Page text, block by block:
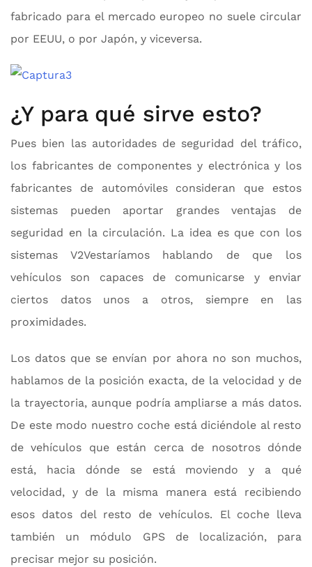
fabricado para el mercado europeo no suele circular
por EEUU, o por Japón, y viceversa.
¿Y para qué sirve esto?
Pues bien las autoridades de seguridad del tráfico,
los fabricantes de componentes y electrónica y los
fabricantes de automóviles consideran que estos
sistemas pueden aportar grandes ventajas de
seguridad en la circulación. La idea es que con los
sistemas V2Vestaríamos hablando de que los
vehículos son capaces de comunicarse y enviar
ciertos datos unos a otros, siempre en las
proximidades.
Los datos que se envían por ahora no son muchos,
hablamos de la posición exacta, de la velocidad y de
la trayectoria, aunque podría ampliarse a más datos.
De este modo nuestro coche está diciéndole al resto
de vehículos que están cerca de nosotros dónde
está, hacia dónde se está moviendo y a qué
velocidad, y de la misma manera está recibiendo
esos datos del resto de vehículos. El coche lleva
también un módulo GPS de localización, para
precisar mejor su posición.